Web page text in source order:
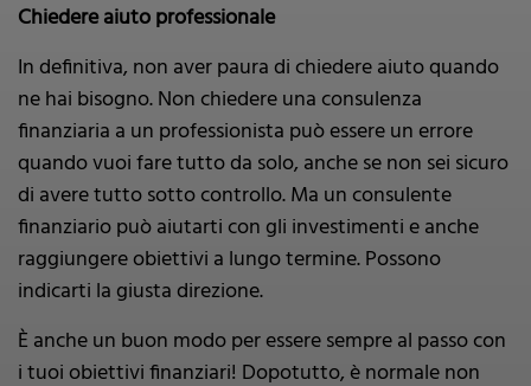
Chiedere aiuto professionale
In definitiva, non aver paura di chiedere aiuto quando
ne hai bisogno. Non chiedere una consulenza
finanziaria a un professionista può essere un errore
quando vuoi fare tutto da solo, anche se non sei sicuro
di avere tutto sotto controllo. Ma un consulente
finanziario può aiutarti con gli investimenti e anche
raggiungere obiettivi a lungo termine. Possono
indicarti la giusta direzione.
È anche un buon modo per essere sempre al passo con
i tuoi obiettivi finanziari! Dopotutto, è normale non